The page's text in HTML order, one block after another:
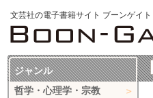
文芸社の電子書籍サイト ブーンゲイト
ジャンル
哲学・心理学・宗教